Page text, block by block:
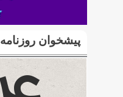
پیشخوان روزنامه